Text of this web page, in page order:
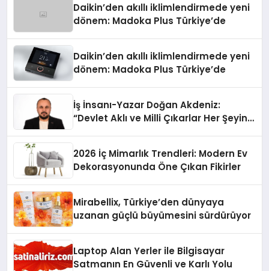
Daikin’den akıllı iklimlendirmede yeni
dönem: Madoka Plus Türkiye’de
Daikin’den akıllı iklimlendirmede yeni
dönem: Madoka Plus Türkiye’de
İş İnsanı-Yazar Doğan Akdeniz:
“Devlet Aklı ve Milli Çıkarlar Her Şeyin
2026 İç Mimarlık Trendleri: Modern Ev
Dekorasyonunda Öne Çıkan Fikirler
Mirabellix, Türkiye’den dünyaya
uzanan güçlü büyümesini sürdürüyor
Laptop Alan Yerler ile Bilgisayar
Satmanın En Güvenli ve Karlı Yolu